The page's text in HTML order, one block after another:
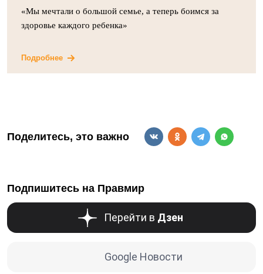
«Мы мечтали о большой семье, а теперь боимся за
здоровье каждого ребенка»
Подробнее
Поделитесь, это важно
Подпишитесь на Правмир
Перейти в Дзен
Google Новости